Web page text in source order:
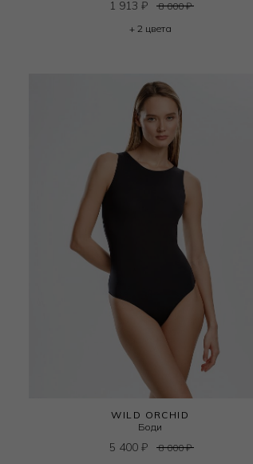
1 913 ₽ 8 000₽
+ 2 цвета
WILD ORCHID
Боди
5 400 ₽ 8 000₽